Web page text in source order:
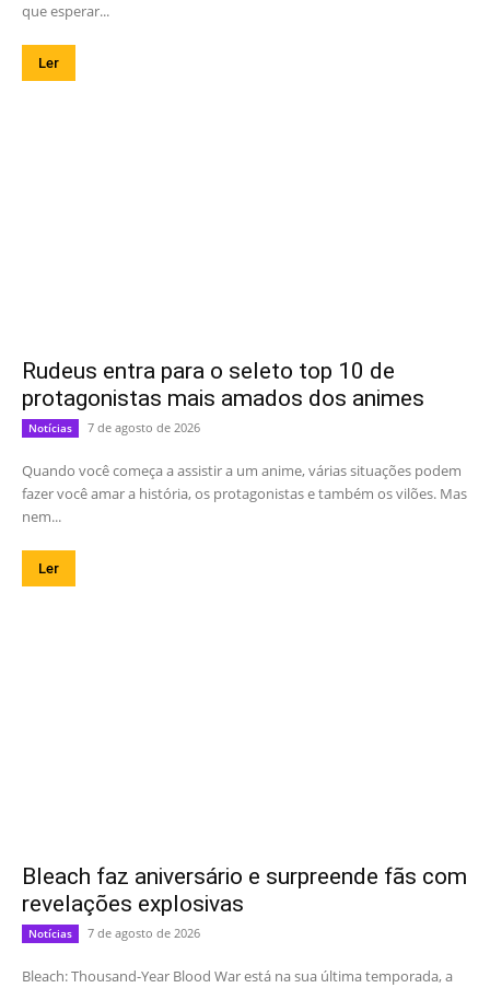
que esperar...
Ler
Rudeus entra para o seleto top 10 de
protagonistas mais amados dos animes
Notícias 7 de agosto de 2026
Quando você começa a assistir a um anime, várias situações podem
fazer você amar a história, os protagonistas e também os vilões. Mas
nem...
Ler
Bleach faz aniversário e surpreende fãs com
revelações explosivas
Notícias 7 de agosto de 2026
Bleach: Thousand-Year Blood War está na sua última temporada, a